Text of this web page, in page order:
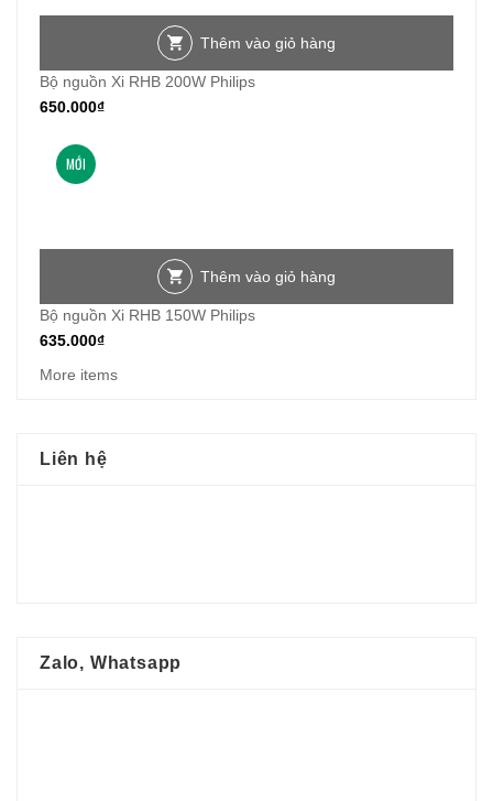
Thêm vào giỏ hàng
Bộ nguồn Xi RHB 200W Philips
650.000₫
MỚI
Thêm vào giỏ hàng
Bộ nguồn Xi RHB 150W Philips
635.000₫
More items
Liên hệ
Zalo, Whatsapp